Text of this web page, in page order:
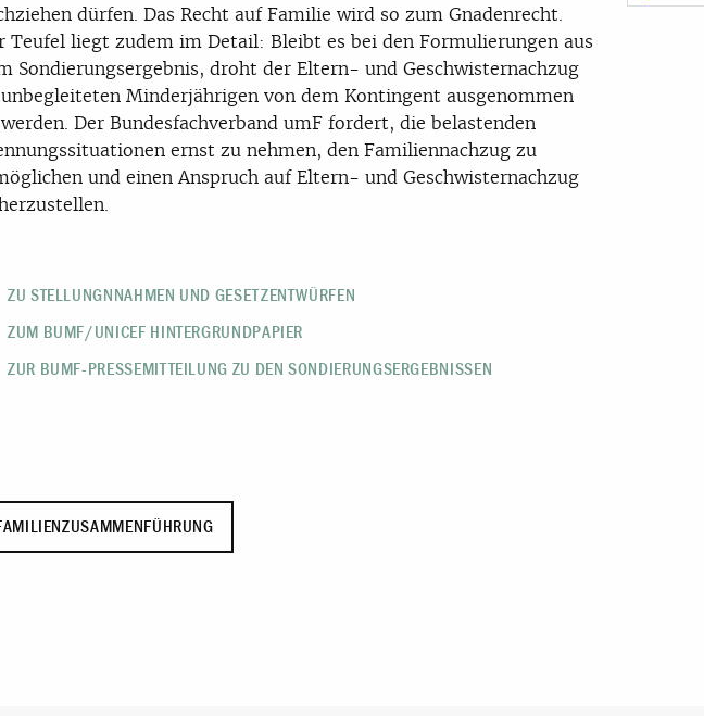
dürfen. Das Recht auf Familie wird so zum Gnadenrecht.
Teufel liegt zudem im Detail: Bleibt es bei den Formulierungen aus
Sondierungsergebnis, droht der Eltern- und Geschwisternachzug
Minderjährigen von dem Kontingent ausgenommen
Der Bundesfachverband umF fordert, die belastenden
ernst zu nehmen, den Familiennachzug zu
und einen Anspruch auf Eltern- und Geschwisternachzug
ZU STELLUNGNNAHMEN UND GESETZENTWÜRFEN
ZUM BUMF/UNICEF HINTERGRUNDPAPIER
ZUR BUMF-PRESSEMITTEILUNG ZU DEN SONDIERUNGSERGEBNISSEN